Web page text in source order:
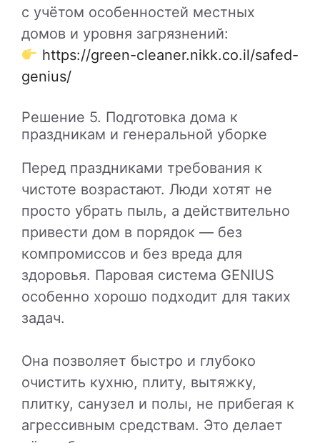
с учётом особенностей местных
домов и уровня загрязнений:
https://green-cleaner.nikk.co.il/safed-
genius/
Решение 5. Подготовка дома к
праздникам и генеральной уборке
Перед праздниками требования к
чистоте возрастают. Люди хотят не
просто убрать пыль, а действительно
привести дом в порядок — без
компромиссов и без вреда для
здоровья. Паровая система GENIUS
особенно хорошо подходит для таких
задач.
Она позволяет быстро и глубоко
очистить кухню, плиту, вытяжку,
плитку, санузел и полы, не прибегая к
агрессивным средствам. Это делает